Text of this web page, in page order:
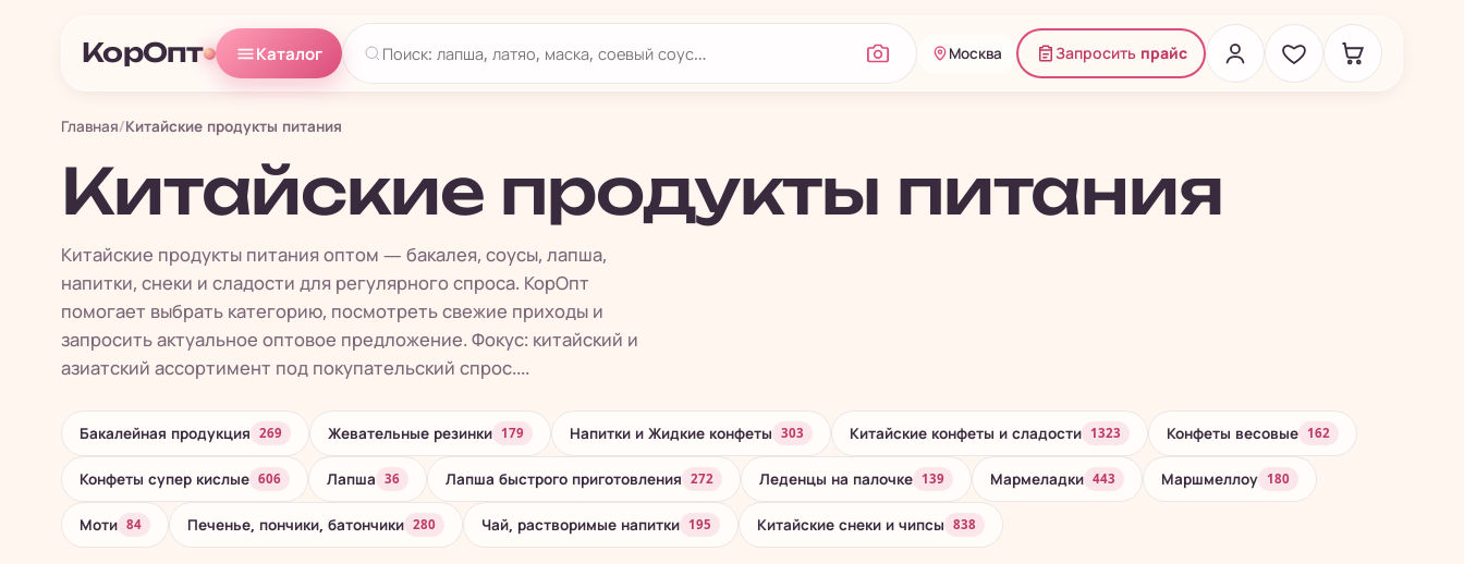
КорОпт Каталог Москва Запросить прайс
Главная/Китайские продукты питания
Китайские продукты питания
Китайские продукты питания оптом — бакалея, соусы, лапша,
напитки, снеки и сладости для регулярного спроса. КорОпт
помогает выбрать категорию, посмотреть свежие приходы и
запросить актуальное оптовое предложение. Фокус: китайский и
азиатский ассортимент под покупательский спрос....
Бакалейная продукция 269 Жевательные резинки 179 Напитки и Жидкие конфеты 303 Китайские конфеты и сладости 1323 Конфеты весовые 162
Конфеты супер кислые 606 Лапша 36 Лапша быстрого приготовления 272 Леденцы на палочке 139 Мармеладки 443 Маршмеллоу 180
Моти 84 Печенье, пончики, батончики 280 Чай, растворимые напитки 195 Китайские снеки и чипсы 838